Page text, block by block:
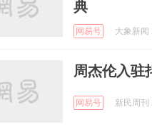
典
网易号 大象新
周杰伦入
网易号 新民周